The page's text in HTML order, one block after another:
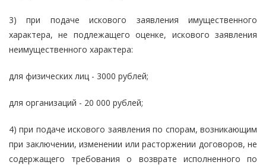
3) при подаче искового заявления имущественного
характера, не подлежащего оценке, искового заявления
неимущественного характера:
для физических лиц - 3000 рублей;
для организаций - 20 000 рублей;
4) при подаче искового заявления по спорам, возникающим
при заключении, изменении или расторжении договоров, не
содержащего требования о возврате исполненного по